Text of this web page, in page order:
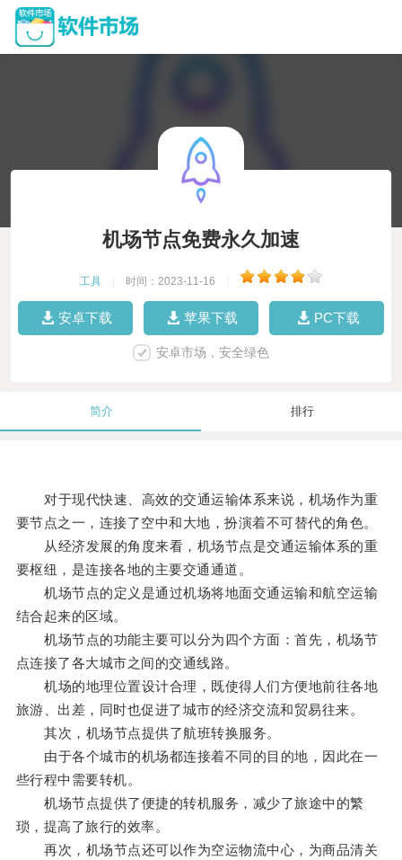
机场节点免费永久加速
工具 时间：2023-11-16
安卓下载 苹果下载 PC下载
安卓市场，安全绿色
简介 排行
对于现代快速、高效的交通运输体系来说，机场作为重
要节点之一，连接了空中和大地，扮演着不可替代的角色。
从经济发展的角度来看，机场节点是交通运输体系的重
要枢纽，是连接各地的主要交通通道。
机场节点的定义是通过机场将地面交通运输和航空运输
结合起来的区域。
机场节点的功能主要可以分为四个方面：首先，机场节
点连接了各大城市之间的交通线路。
机场的地理位置设计合理，既使得人们方便地前往各地
旅游、出差，同时也促进了城市的经济交流和贸易往来。
其次，机场节点提供了航班转换服务。
由于各个城市的机场都连接着不同的目的地，因此在一
些行程中需要转机。
机场节点提供了便捷的转机服务，减少了旅途中的繁
琐，提高了旅行的效率。
再次，机场节点还可以作为空运物流中心，为商品清关